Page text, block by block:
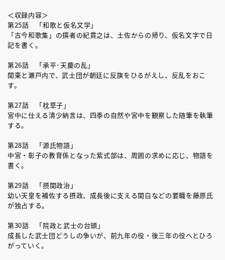
＜収録内容＞
第25話 「和歌と仮名文学」
「古今和歌集」の撰者の紀貫之は、土佐からの帰り、仮名文字で日
記を書く。
第26話 「承平･天慶の乱」
関東と瀬戸内で、武士団が朝廷に反旗をひるがえし、反乱をおこ
す。
第27話 「枕草子」
宮中に仕える清少納言は、四季の自然や宮中を観察した随筆を執筆
する。
第28話 「源氏物語」
中宮・彰子の教育係となった紫式部は、周囲の求めに応じ、物語を
書く。
第29話 「摂関政治」
幼い天皇を補佐する摂政、成長後に支える関白などの要職を藤原氏
が独占する。
第30話 「院政と武士の台頭」
成長した武士団どうしの争いが、前九年の役・後三年の役へとひろ
がっていく。